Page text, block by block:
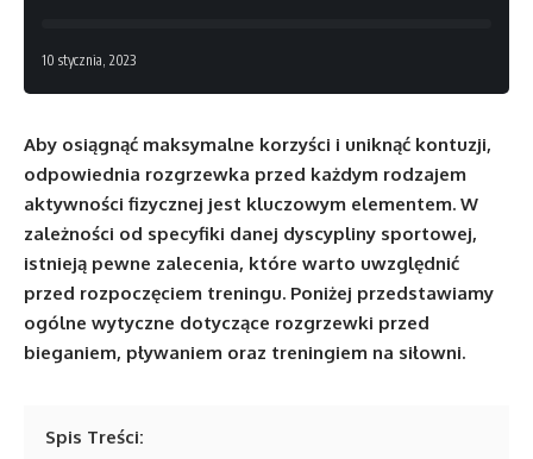
10 stycznia, 2023
Aby osiągnąć maksymalne korzyści i uniknąć kontuzji,
odpowiednia rozgrzewka przed każdym rodzajem
aktywności fizycznej jest kluczowym elementem. W
zależności od specyfiki danej dyscypliny sportowej,
istnieją pewne zalecenia, które warto uwzględnić
przed rozpoczęciem treningu. Poniżej przedstawiamy
ogólne wytyczne dotyczące rozgrzewki przed
bieganiem, pływaniem oraz treningiem na siłowni.
Spis Treści: